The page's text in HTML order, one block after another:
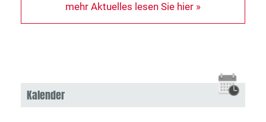
mehr Aktuelles lesen Sie hier »
Kalender